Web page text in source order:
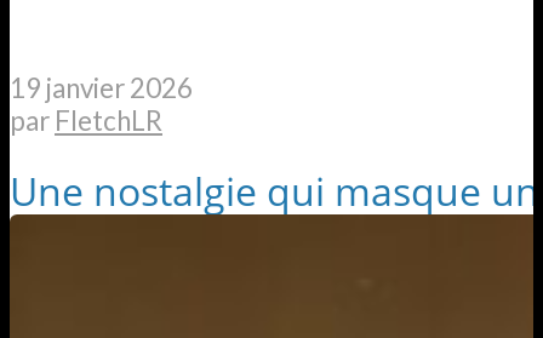
19 janvier 2026
par FletchLR
Une nostalgie qui masque